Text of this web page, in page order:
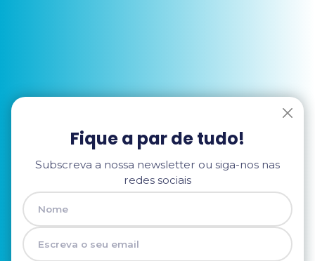
Fique a par de tudo!
Subscreva a nossa newsletter ou siga-nos nas
redes sociais